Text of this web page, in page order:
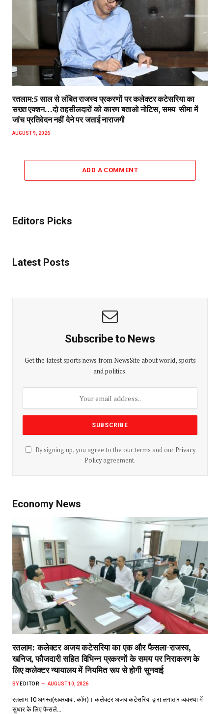
रतलाम:5 साल से लंबित राजस्व प्रकरणों पर कलेक्टर कटेसरिया का
सख्त एक्शन…दो तहसीलदारों को कारण बताओ नोटिस, समय-सीमा में
जांच प्रतिवेदन नहीं देने पर जताई नाराजगी
AUGUST 9, 2026
ADD A COMMENT
Editors Picks
Latest Posts
Subscribe to News
Get the latest sports news from NewsSite about world, sports
and politics.
By signing up, you agree to the our terms and our Privacy
Policyagreement.
Economy News
रतलाम: कलेक्टर अजय कटेसरिया का एक और फैसला-राजस्व,
खनिज, फौजदारी सहित विभिन्न प्रकरणों के समय पर निराकरण के
लिए कलेक्टर न्यायालय में नियमित रूप से होगी सुनवाई
BY EDITOR AUGUST 10, 2026
रतलाम 10 अगस्त(खबरबाबा. कॉम)। कलेक्टर अजय कटेसरिया द्वारा लगातार व्यवस्था में
सुधार के लिए फैसले…